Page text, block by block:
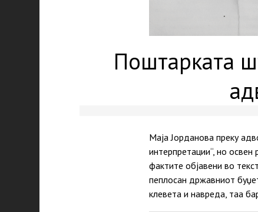
Поштарката
Маја Јорданова преку
интерпретации“, но
фактите објавени во
пеплосан државниот
клевета и навреда, таа